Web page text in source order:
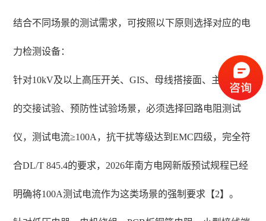
结合不同场景的测试需求，可按照以下原则选择对应的电
力检测设备：
针对10kV及以上高压开关、GIS、母线搭接面、主变套管
的交接试验、预防性试验场景，必须选择回路电阻测试
仪，测试电流≥100A，抗干扰等级达到EMC四级，完全符
合DL/T 845.4的要求，2026年南方电网新版预试规程已经
明确将100A测试电流作为这类场景的强制要求【2】。